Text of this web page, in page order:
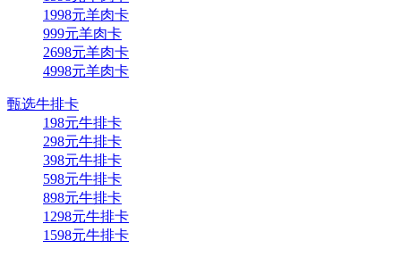
1998元羊肉卡
999元羊肉卡
2698元羊肉卡
4998元羊肉卡
甄选牛排卡
198元牛排卡
298元牛排卡
398元牛排卡
598元牛排卡
898元牛排卡
1298元牛排卡
1598元牛排卡